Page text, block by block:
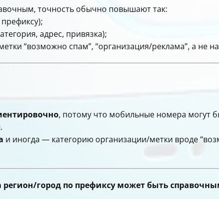
точность обычно повышают так:
адрес, привязка);
“возможно спам”, “организация/реклама”, а не на
, потому что мобильные номера могут
и иногда — категорию организации/метки вроде
регион/город по префиксу может быть